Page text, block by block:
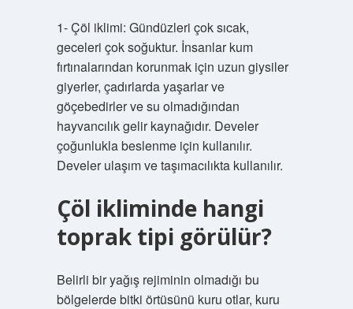
1- Çöl iklimi: Gündüzleri çok sıcak,
geceleri çok soğuktur. İnsanlar kum
fırtınalarından korunmak için uzun giysiler
giyerler, çadırlarda yaşarlar ve
göçebedirler ve su olmadığından
hayvancılık gelir kaynağıdır. Develer
çoğunlukla beslenme için kullanılır.
Develer ulaşım ve taşımacılıkta kullanılır.
Çöl ikliminde hangi
toprak tipi görülür?
Belirli bir yağış rejiminin olmadığı bu
bölgelerde bitki örtüsünü kuru otlar, kuru